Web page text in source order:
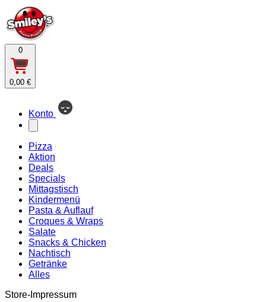
0
0,00 €
Konto
Pizza
Aktion
Deals
Specials
Mittagstisch
Kindermenü
Pasta & Auflauf
Croques & Wraps
Salate
Snacks & Chicken
Nachtisch
Getränke
Alles
Store-Impressum